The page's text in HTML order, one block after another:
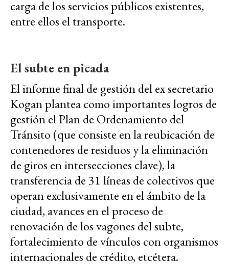
carga de los servicios públicos existentes,
entre ellos el transporte.
El subte en picada
El informe final de gestión del ex secretario
Kogan plantea como importantes logros de
gestión el Plan de Ordenamiento del
Tránsito (que consiste en la reubicación de
contenedores de residuos y la eliminación
de giros en intersecciones clave), la
transferencia de 31 líneas de colectivos que
operan exclusivamente en el ámbito de la
ciudad, avances en el proceso de
renovación de los vagones del subte,
fortalecimiento de vínculos con organismos
internacionales de crédito, etcétera.